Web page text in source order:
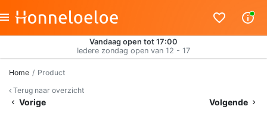
Vandaag open tot 17:00
Iedere zondag open van 12 - 17
Home
Product
Terug naar overzicht
Vorige Volgende